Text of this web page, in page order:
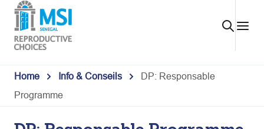
Skip
content
Home Info & Conseils
DP: Responsable
Programme